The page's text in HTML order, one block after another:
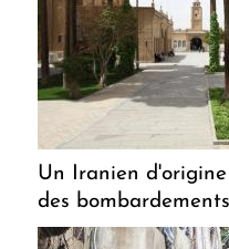
Un Iranien
des bombardements